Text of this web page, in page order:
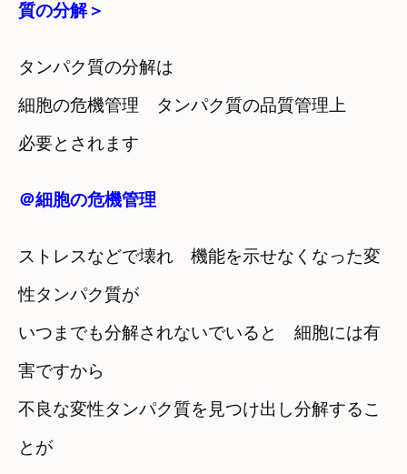
質の分解＞
タンパク質の分解は
細胞の危機管理 タンパク質の品質管理上
必要とされます
＠細胞の危機管理
ストレスなどで壊れ 機能を示せなくなった変
性タンパク質が
いつまでも分解されないでいると 細胞には有
害ですから
不良な変性タンパク質を見つけ出し分解するこ
とが